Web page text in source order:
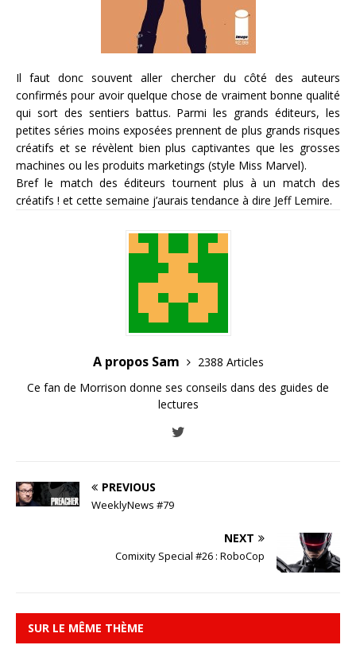
Il faut donc souvent aller chercher du côté des auteurs
confirmés pour avoir quelque chose de vraiment bonne qualité
qui sort des sentiers battus. Parmi les grands éditeurs, les
petites séries moins exposées prennent de plus grands risques
créatifs et se révèlent bien plus captivantes que les grosses
machines ou les produits marketings (style Miss Marvel).
Bref le match des éditeurs tournent plus à un match des
créatifs ! et cette semaine j’aurais tendance à dire Jeff Lemire.
A propos Sam
2388 Articles
Ce fan de Morrison donne ses conseils dans des guides de
lectures
PREVIOUS
WeeklyNews #79
NEXT
Comixity Special #26 : RoboCop
SUR LE MÊME THÈME